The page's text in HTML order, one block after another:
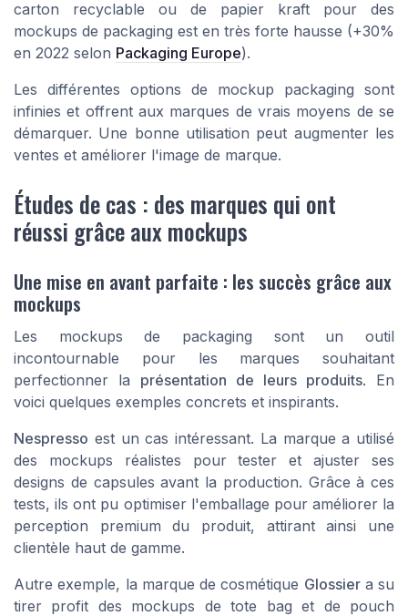
carton recyclable ou de papier kraft pour des
mockups de packaging est en très forte hausse (+30%
en 2022 selon Packaging Europe).
Les différentes options de mockup packaging sont
infinies et offrent aux marques de vrais moyens de se
démarquer. Une bonne utilisation peut augmenter les
ventes et améliorer l'image de marque.
Études de cas : des marques qui ont
réussi grâce aux mockups
Une mise en avant parfaite : les succès grâce aux
mockups
Les mockups de packaging sont un outil
incontournable pour les marques souhaitant
perfectionner la présentation de leurs produits. En
voici quelques exemples concrets et inspirants.
Nespresso est un cas intéressant. La marque a utilisé
des mockups réalistes pour tester et ajuster ses
designs de capsules avant la production. Grâce à ces
tests, ils ont pu optimiser l'emballage pour améliorer la
perception premium du produit, attirant ainsi une
clientèle haut de gamme.
Autre exemple, la marque de cosmétique Glossiera su
tirer profit des mockups de tote bag et de pouch